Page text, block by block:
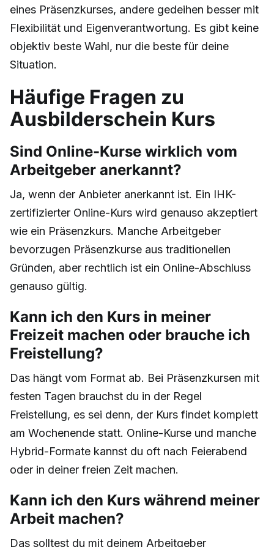
eines Präsenzkurses, andere gedeihen besser mit
Flexibilität und Eigenverantwortung. Es gibt keine
objektiv beste Wahl, nur die beste für deine
Situation.
Häufige Fragen zu
Ausbilderschein Kurs
Sind Online-Kurse wirklich vom
Arbeitgeber anerkannt?
Ja, wenn der Anbieter anerkannt ist. Ein IHK-
zertifizierter Online-Kurs wird genauso akzeptiert
wie ein Präsenzkurs. Manche Arbeitgeber
bevorzugen Präsenzkurse aus traditionellen
Gründen, aber rechtlich ist ein Online-Abschluss
genauso gültig.
Kann ich den Kurs in meiner
Freizeit machen oder brauche ich
Freistellung?
Das hängt vom Format ab. Bei Präsenzkursen mit
festen Tagen brauchst du in der Regel
Freistellung, es sei denn, der Kurs findet komplett
am Wochenende statt. Online-Kurse und manche
Hybrid-Formate kannst du oft nach Feierabend
oder in deiner freien Zeit machen.
Kann ich den Kurs während meiner
Arbeit machen?
Das solltest du mit deinem Arbeitgeber